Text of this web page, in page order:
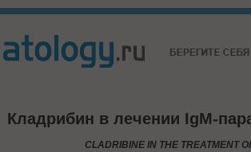
Кладрибин в лечении IgM-
CLADRIBINE IN THE TREATMENT